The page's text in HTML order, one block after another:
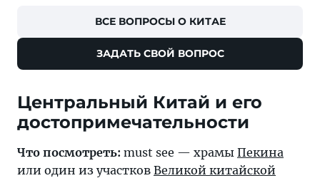
ВСЕ ВОПРОСЫ О КИТАЕ
ЗАДАТЬ СВОЙ ВОПРОС
Центральный Китай и его
достопримечательности
Что посмотреть: must see — храмы Пекина
или один из участков Великой китайской